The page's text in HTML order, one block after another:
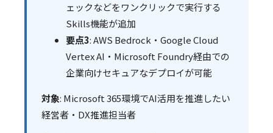
ェックなどをワンクリックで実行する
Skills機能が追加
要点3: AWS Bedrock・Google Cloud
Vertex AI・Microsoft Foundry経由での
企業向けセキュアなデプロイが可能
対象: Microsoft 365環境でAI活用を推進したい
経営者・DX推進担当者